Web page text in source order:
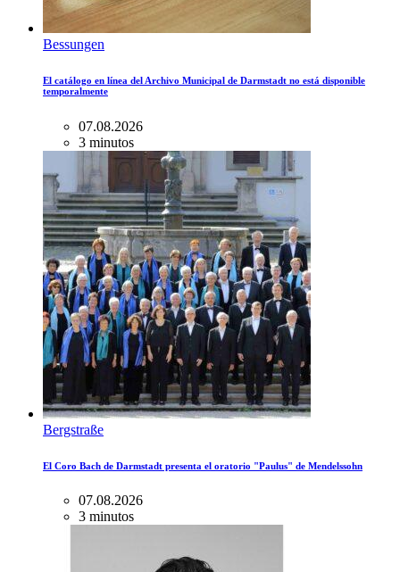
Bessungen
El catálogo en línea del Archivo Municipal de Darmstadt no está disponible
temporalmente
07.08.2026
3 minutos
Bergstraße
El Coro Bach de Darmstadt presenta el oratorio "Paulus" de Mendelssohn
07.08.2026
3 minutos